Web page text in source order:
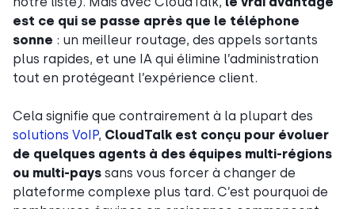
est ce qui se passe après que le téléphone
sonne : un meilleur routage, des appels sortants
plus rapides, et une IA qui élimine l’administration
tout en protégeant l’expérience client.
Cela signifie que contrairement à la plupart des
solutions VoIP, CloudTalk est conçu pour évoluer
de quelques agents à des équipes multi-régions
ou multi-pays sans vous forcer à changer de
plateforme complexe plus tard. C’est pourquoi de